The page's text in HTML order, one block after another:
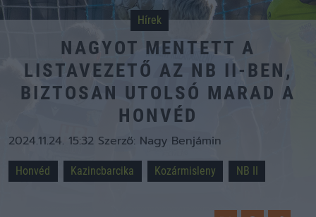
Hírek
NAGYOT MENTETT A
LISTAVEZETŐ AZ NB II-BEN,
BIZTOSAN UTOLSÓ MARAD A
HONVÉD
2024.11.24. 15:32 Szerző: Nagy Benjámin
Honvéd Kazincbarcika Kozármisleny NB II